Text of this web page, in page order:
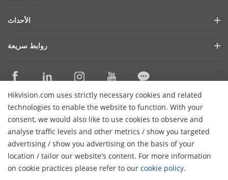
Hikvision.com uses strictly necessary cookies and related
technologies to enable the website to function. With your
consent, we would also like to use cookies to observe and
analyse traffic levels and other metrics / show you targeted
advertising / show you advertising on the basis of your
location / tailor our website's content. For more information
on cookie practices please refer to our cookie policy.
الأمن السيبراني
اتصل بنا
قصص النجاح
الأحداث
روابط سريعة
أماكن الشراء
الدعم عبر الإنترنت
اتصل بنا
اشترك في النشرة الإخبارية
© 2026 Hangzhou Hikvision Digital Technology Co., Ltd. جميع
الحقوق محفوظة
الغاء الشتراك سياسة الخصوصية
سياسة